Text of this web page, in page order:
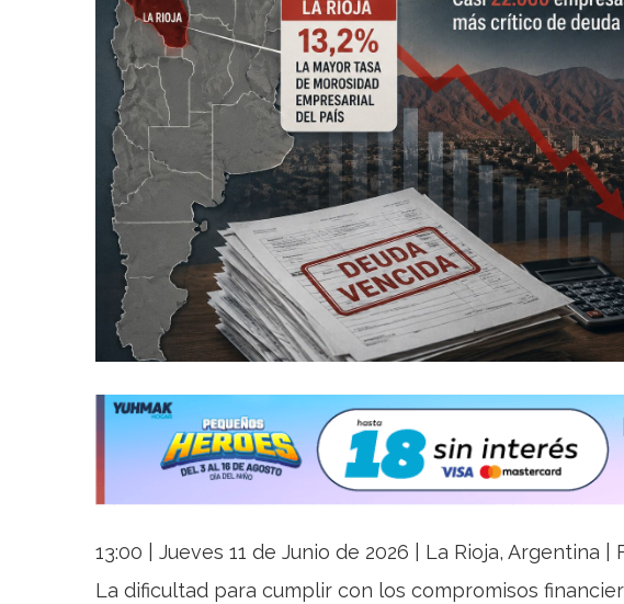
13:00 | Jueves 11 de Junio de 2026 | La Rioja, Argentina
La dificultad para cumplir con los compromisos